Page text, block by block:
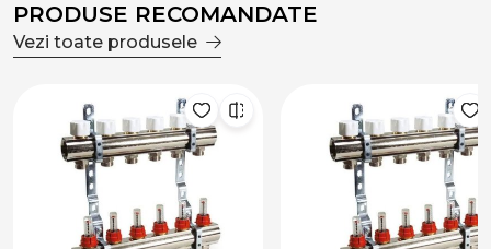
PRODUSE RECOMANDATE
Vezi toate produsele